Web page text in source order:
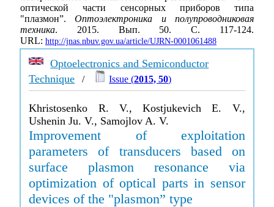
оптической части сенсорных приборов типа
"плазмон”.Оптоэлектроника и полупроводниковая
техника. 2015. Вып. 50. С. 117-124.
URL: http://jnas.nbuv.gov.ua/article/UJRN-0001061488
Optoelectronics and Semiconductor
Technique / Issue (2015, 50)
Khristosenko R. V., Kostjukevich E. V.,
Ushenin Ju. V., Samojlov A. V.
Improvement of exploitation
parameters of transducers based on
surface plasmon resonance via
optimization of optical parts in sensor
devices of the "plasmon” type